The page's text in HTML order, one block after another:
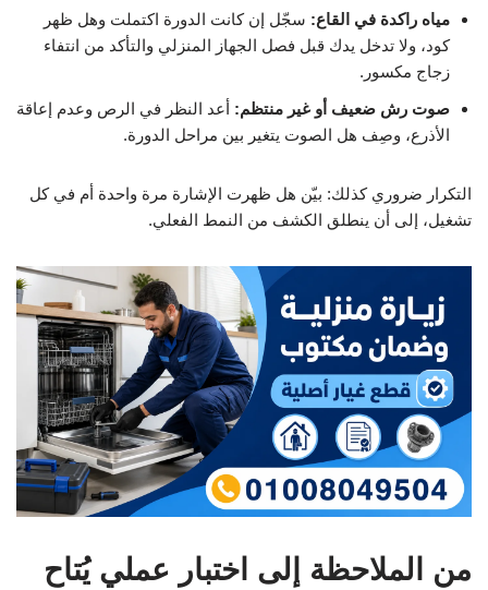
مياه راكدة في القاع: سجّل إن كانت الدورة اكتملت وهل ظهر
كود، ولا تدخل يدك قبل فصل الجهاز المنزلي والتأكد من انتفاء
زجاج مكسور.
صوت رش ضعيف أو غير منتظم: أعد النظر في الرص وعدم إعاقة
الأذرع، وصِف هل الصوت يتغير بين مراحل الدورة.
التكرار ضروري كذلك: بيّن هل ظهرت الإشارة مرة واحدة أم في كل
تشغيل، إلى أن ينطلق الكشف من النمط الفعلي.
من الملاحظة إلى اختبار عملي يُتاح